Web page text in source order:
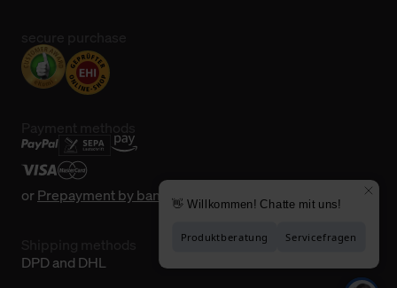
orPrepayment by bank transfer
DPD and DHL